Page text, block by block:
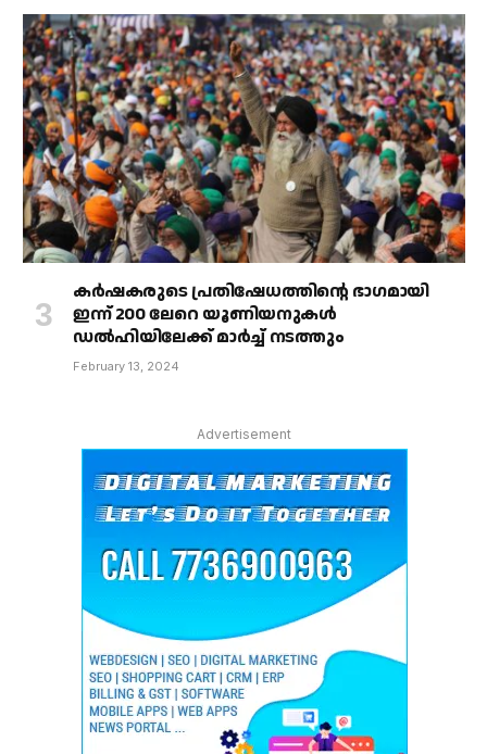
കർഷകരുടെ പ്രതിഷേധത്തിൻ്റെ ഭാഗമായി
ഇന്ന് 200 ലേറെ യൂണിയനുകൾ
ഡൽഹിയിലേക്ക് മാർച്ച് നടത്തും
February 13, 2024
Advertisement